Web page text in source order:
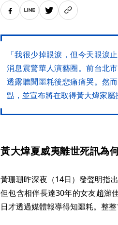
「我很少掉眼淚，但今天眼淚
消息震驚華人演藝圈。前台北
透露聽聞噩耗後悲痛痛哭。然
點，並宣布將在取得黃大煒家屬
黃大煒夏威夷離世死訊
黃珊珊昨深夜（14日）發聲明指
但包含相伴長達30年的女友趙濰
日才透過媒體報導得知噩耗。整